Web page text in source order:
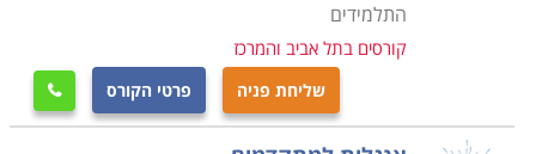
התלמידים
קורסים בתל אביב והמרכז
שליחת פניה פרטי הקורס 